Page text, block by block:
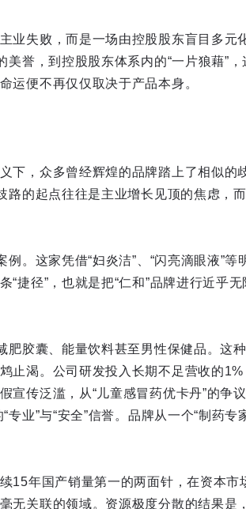
业失败，而是一场由控股股东盲目多元
誉，到控股股东体系内的“一片狼藉”
运便不再仅仅取决于产品本身。
下，众多曾经辉煌的品牌踏上了相似的
路的起点往往是主业增长见顶的焦虑，
。这家凭借“妇炎洁”、“闪亮滴眼液”等
捷径”，也就是把“仁和”品牌进行近乎
肥胶囊、能量饮料甚至男性保健品。这
止渴。公司研发投入长期不足营收的
宣传泛滥，从“儿童感冒药优卡丹”的争
业”与“安全”信誉。品牌从一个“制药专
15年国产销量第一的两面针，在资本市
无关联的领域。资源极度分散的结果是